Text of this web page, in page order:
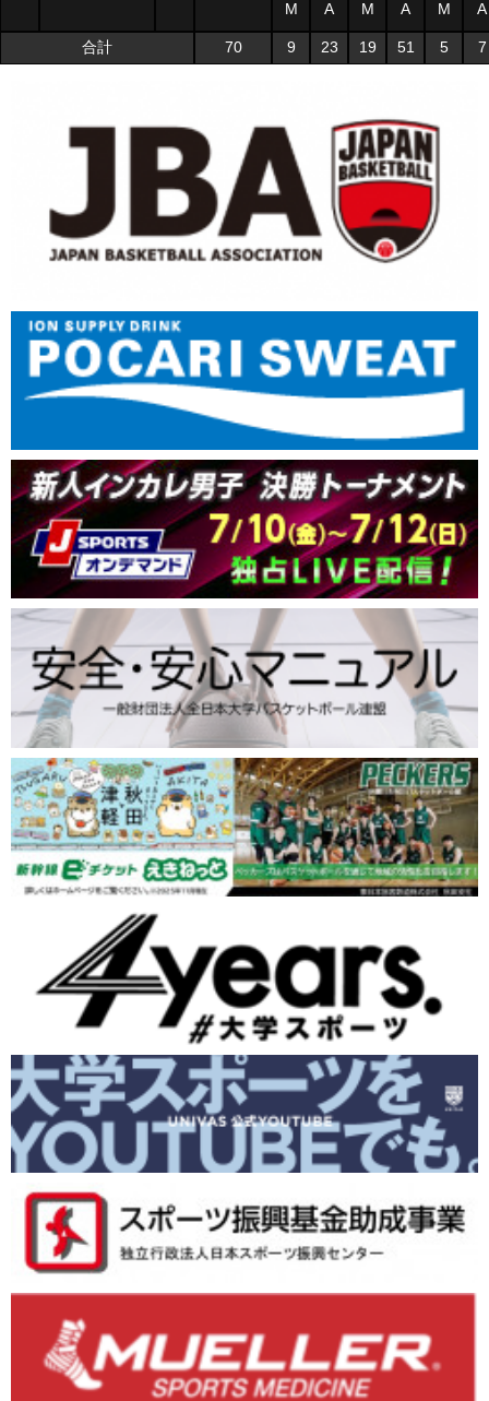
M A M A M A
合計 70 9 23 19 51 5 7